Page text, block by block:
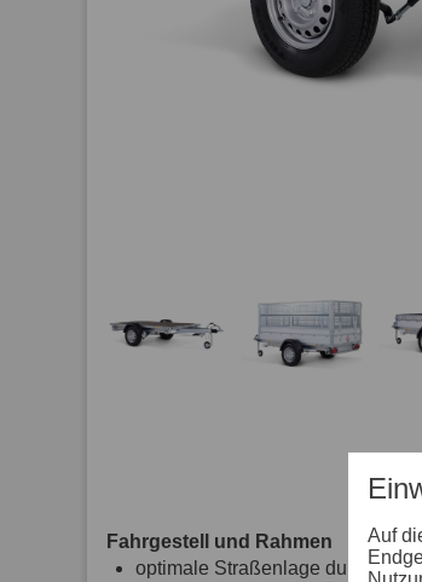
Fahrgestell und Rahmen
optimale Straßenlage durch
Auf